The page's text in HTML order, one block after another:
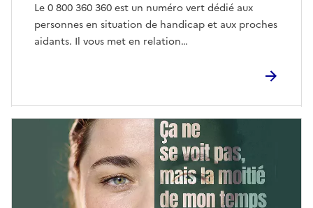
Le 0 800 360 360 est un numéro vert dédié aux
personnes en situation de handicap et aux proches
aidants. Il vous met en relation…